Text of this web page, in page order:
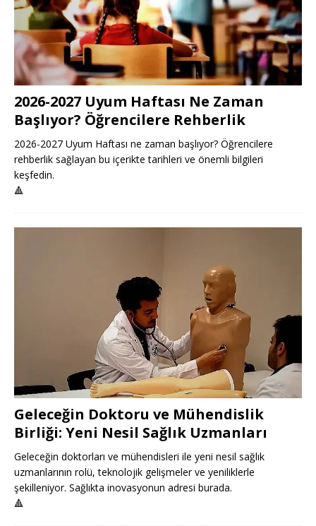
2026-2027 Uyum Haftası Ne Zaman
Başlıyor? Öğrencilere Rehberlik
2026-2027 Uyum Haftası ne zaman başlıyor? Öğrencilere
rehberlik sağlayan bu içerikte tarihleri ve önemli bilgileri
keşfedin.
🔺
Geleceğin Doktoru ve Mühendislik
Birliği: Yeni Nesil Sağlık Uzmanları
Geleceğin doktorları ve mühendisleri ile yeni nesil sağlık
uzmanlarının rolü, teknolojik gelişmeler ve yeniliklerle
şekilleniyor. Sağlıkta inovasyonun adresi burada.
🔺